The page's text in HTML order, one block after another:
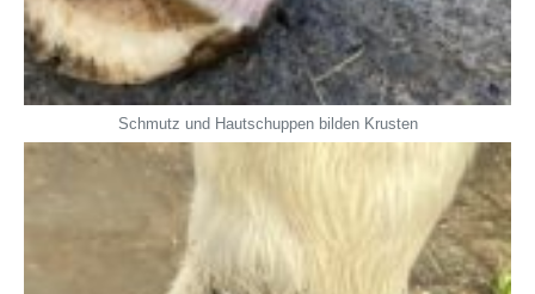
Schmutz und Hautschuppen bilden Krusten